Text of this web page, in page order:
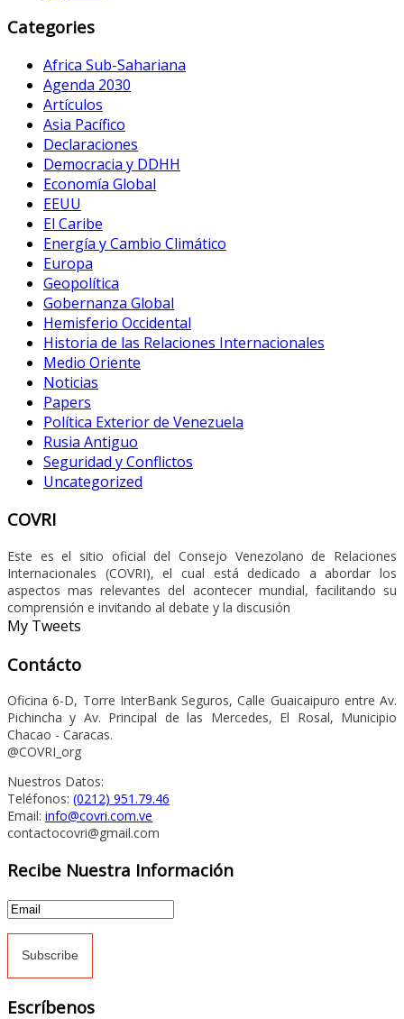
Categories
Africa Sub-Sahariana
Agenda 2030
Artículos
Asia Pacífico
Declaraciones
Democracia y DDHH
Economía Global
EEUU
El Caribe
Energía y Cambio Climático
Europa
Geopolítica
Gobernanza Global
Hemisferio Occidental
Historia de las Relaciones Internacionales
Medio Oriente
Noticias
Papers
Política Exterior de Venezuela
Rusia Antiguo
Seguridad y Conflictos
Uncategorized
COVRI
Este es el sitio oficial del Consejo Venezolano de Relaciones
Internacionales (COVRI), el cual está dedicado a abordar los
aspectos mas relevantes del acontecer mundial, facilitando su
comprensión e invitando al debate y la discusión
My Tweets
Contácto
Oficina 6-D, Torre InterBank Seguros, Calle Guaicaipuro entre Av.
Pichincha y Av. Principal de las Mercedes, El Rosal, Municipio
Chacao - Caracas.
@COVRI_org
Nuestros Datos:
Teléfonos: (0212) 951.79.46
Email: info@covri.com.ve
contactocovri@gmail.com
Recibe Nuestra Información
Escríbenos